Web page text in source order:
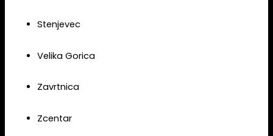
Stenjevec
Velika Gorica
Zavrtnica
Zcentar